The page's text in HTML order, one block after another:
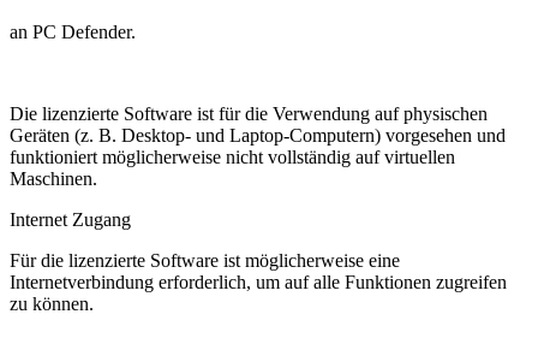
an PC Defender.
Die lizenzierte Software ist für die Verwendung auf physischen
Geräten (z. B. Desktop- und Laptop-Computern) vorgesehen und
funktioniert möglicherweise nicht vollständig auf virtuellen
Maschinen.
Internet Zugang
Für die lizenzierte Software ist möglicherweise eine
Internetverbindung erforderlich, um auf alle Funktionen zugreifen
zu können.